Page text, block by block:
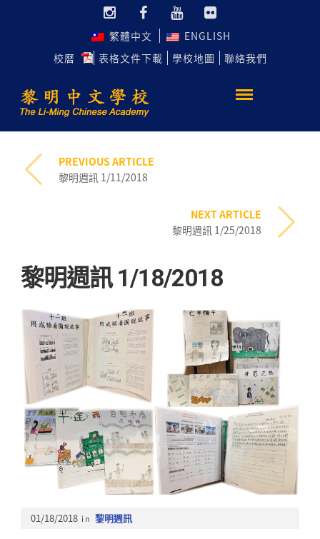
繁體中文
ENGLISH
校曆
表格文件下載 學校地圖 聯絡我們
PREVIOUS ARTICLE
黎明週訊 1/11/2018
NEXT ARTICLE
黎明週訊 1/25/2018
黎明週訊 1/18/2018
01/18/2018 in 黎明週訊